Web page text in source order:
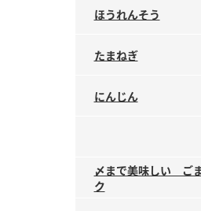
ほうれんそう
たまねぎ
にんじん
〆まで美味しい ご
ク